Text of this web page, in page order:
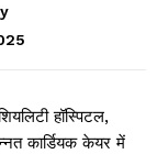
हॉस्पिटल,
कार्डियक केयर में